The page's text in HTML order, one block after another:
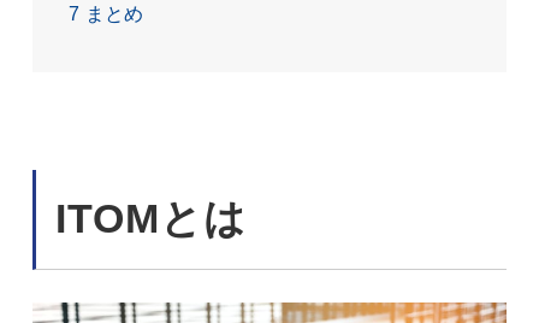
7 まとめ
ITOMとは